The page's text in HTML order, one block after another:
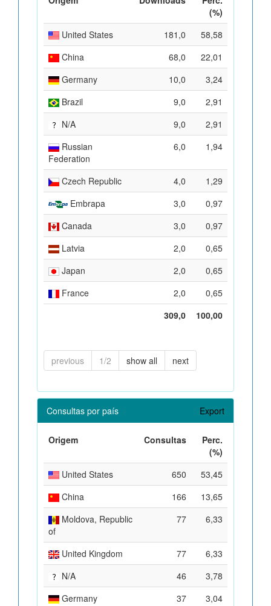
(%)
United States
181,0
58,58
China
68,0
22,01
Germany
10,0
3,24
Brazil
9,0
2,91
N/A
9,0
2,91
Russian
Federation
6,0 1,94
Czech Republic 4,0
1,29
Embrapa
3,0
0,97
Canada
3,0
0,97
Latvia
2,0
0,65
Japan
2,0
0,65
France
2,0
0,65
309,0
100,00
previous 1/2 show all next
Consultas por país Export
Origem Consultas
Perc.
(%)
United States
650
53,45
China
166
13,65
Moldova, Republic
of
77 6,33
United Kingdom 77
6,33
N/A
46
3,78
Germany
37
3,04